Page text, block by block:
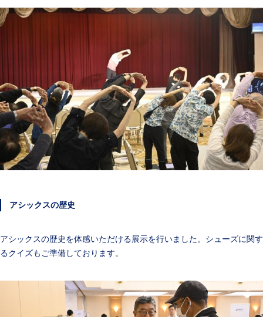
アシックスの歴史
アシックスの歴史を体感いただける展示を行いました。シューズに関す
るクイズもご準備しております。